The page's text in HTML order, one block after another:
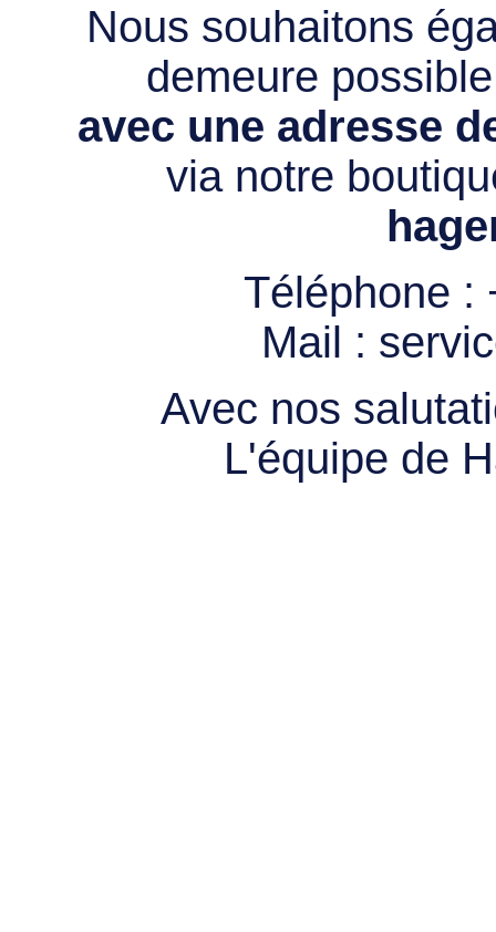
Nous souhaitons
demeure
avec une adresse
via notre
Téléphone :
Mail :
Avec nos
L'équipe de